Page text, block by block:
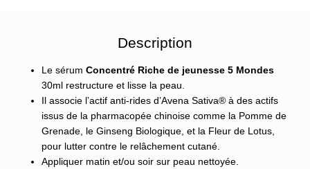
Description
Le sérum Concentré Riche de jeunesse 5 Mondes
30ml restructure et lisse la peau.
Il associe l’actif anti-rides d’Avena Sativa® à des actifs
issus de la pharmacopée chinoise comme la Pomme de
Grenade, le Ginseng Biologique, et la Fleur de Lotus,
pour lutter contre le relâchement cutané.
Appliquer matin et/ou soir sur peau nettoyée.